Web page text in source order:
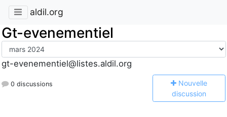
aldil.org
Gt-evenementiel
gt-evenementiel@listes.aldil.org
0 discussions Nouvelle
discussion